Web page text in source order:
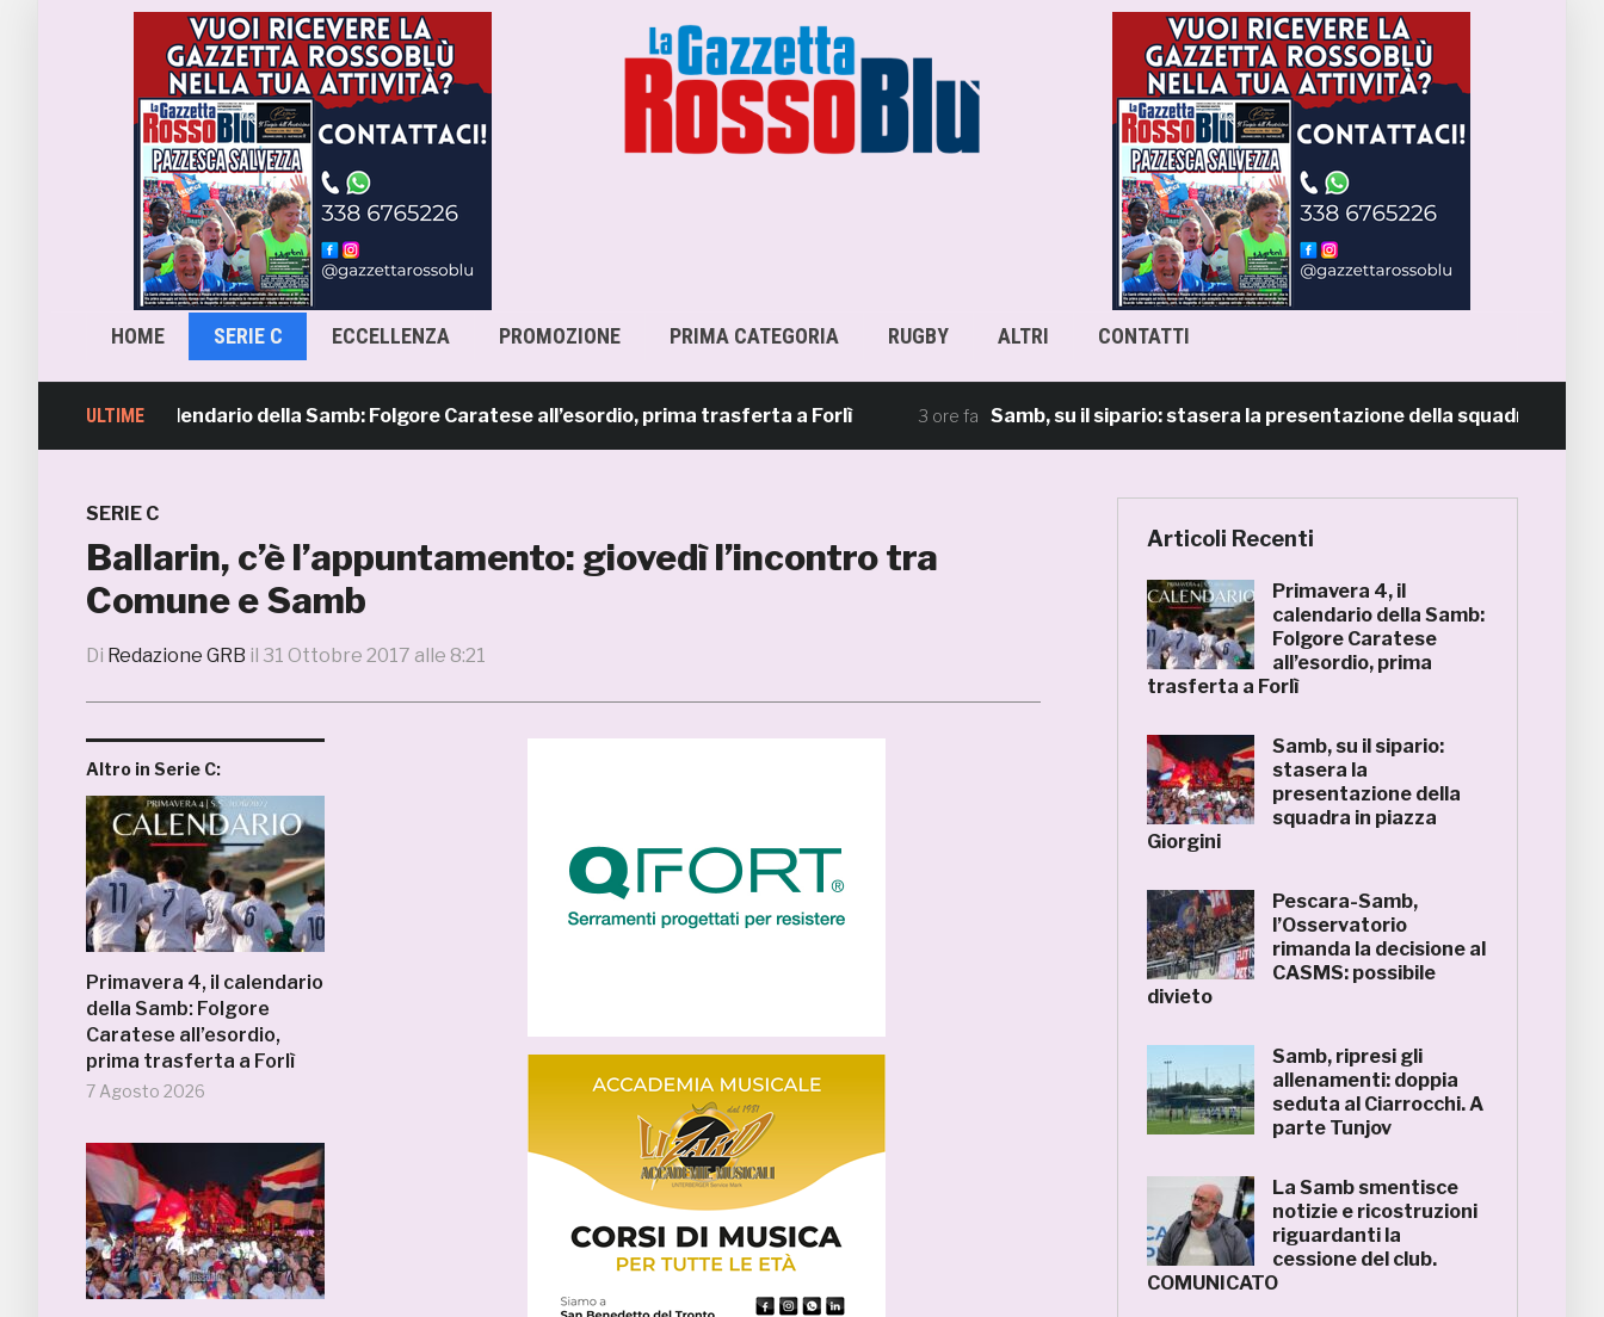
HOME SERIE C ECCELLENZA PROMOZIONE PRIMA CATEGORIA RUGBY ALTRI CONTATTI
ULTIME
4, il calendario della Samb: Folgore Caratese all’esordio, prima trasferta a Forlì 3 ore fa Samb, su il sipario: stasera la presentazione della squadra in piazza
SERIE C
Ballarin, c’è l’appuntamento: giovedì l’incontro tra
Comune e Samb
Di Redazione GRB il 31 Ottobre 2017 alle 8:21
Altro in Serie C:
Primavera 4, il calendario
della Samb: Folgore
Caratese all’esordio,
prima trasferta a Forlì
7 Agosto 2026
Articoli Recenti
Primavera 4, il
calendario della Samb:
Folgore Caratese
all’esordio, prima
trasferta a Forlì
Samb, su il sipario:
stasera la
presentazione della
squadra in piazza
Giorgini
Pescara-Samb,
l’Osservatorio
rimanda la decisione al
CASMS: possibile
divieto
Samb, ripresi gli
allenamenti: doppia
seduta al Ciarrocchi. A
parte Tunjov
La Samb smentisce
notizie e ricostruzioni
riguardanti la
cessione del club.
COMUNICATO